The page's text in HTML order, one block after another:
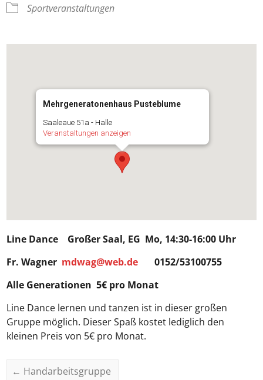
Sportveranstaltungen
Mehrgeneratonenhaus Pusteblume
Saaleaue 51a - Halle
Veranstaltungen anzeigen
Line Dance
Großer Saal, EG Mo, 14:30-16:00 Uhr
Fr. Wagner mdwag@web.de 0152/53100755
Alle Generationen 5€ pro Monat
Line Dance lernen und tanzen ist in dieser großen
Gruppe möglich. Dieser Spaß kostet lediglich den
kleinen Preis von 5€ pro Monat.
← Handarbeitsgruppe